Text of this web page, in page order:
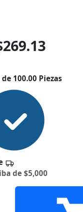
de 100.00 Piezas
de $5,000